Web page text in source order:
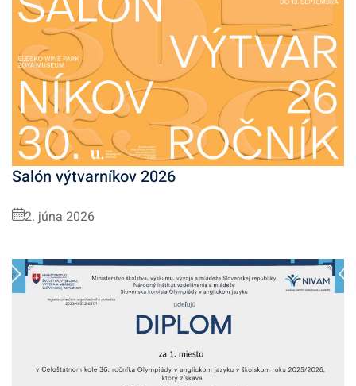
Salón výtvarníkov 2026
2. júna 2026